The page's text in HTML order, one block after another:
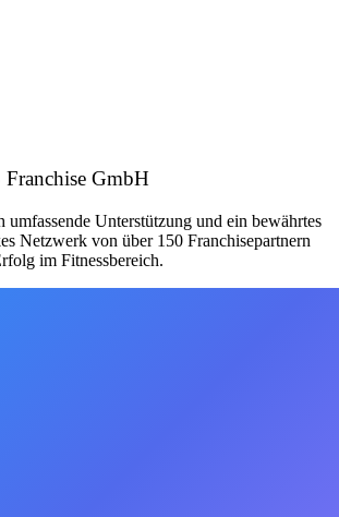
GmbH
Unterstützung und ein bewährtes
Netzwerk von über 150 Franchisepartnern
im Fitnessbereich.